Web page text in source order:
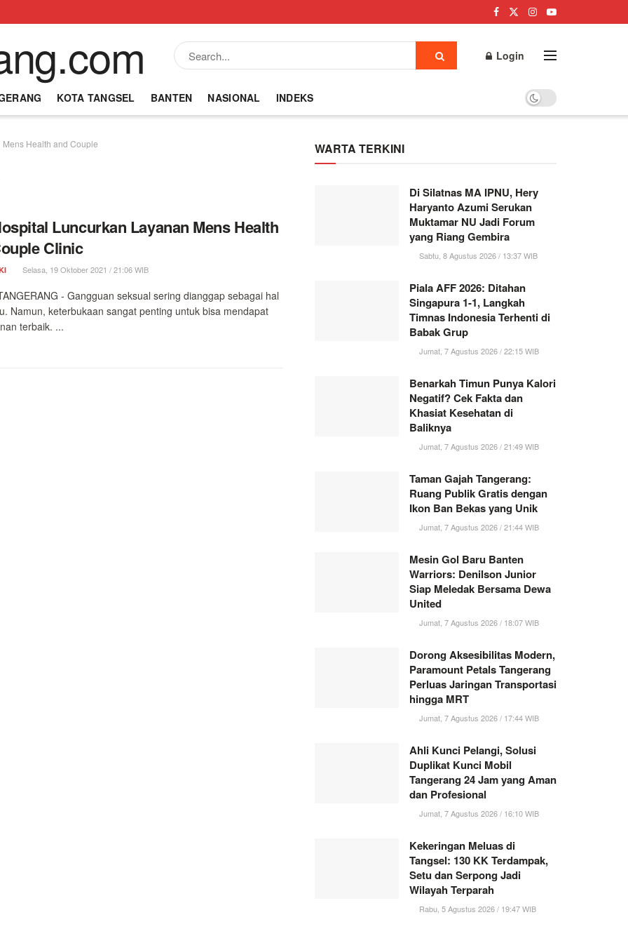
Login
KOTA TANGSEL BANTEN NASIONAL INDEKS
Mens Health and Couple
Luncurkan Layanan Mens Health
Clinic
Selasa, 19 Oktober 2021 / 21:06 WIB
- Gangguan seksual sering dianggap sebagai hal
Namun, keterbukaan sangat penting untuk bisa mendapat
terbaik. ...
WARTA TERKINI
Di Silatnas MA IPNU, Hery
Haryanto Azumi Serukan
Muktamar NU Jadi Forum
yang Riang Gembira
Sabtu, 8 Agustus 2026 / 13:37 WIB
Piala AFF 2026: Ditahan
Singapura 1-1, Langkah
Timnas Indonesia Terhenti di
Babak Grup
Jumat, 7 Agustus 2026 / 22:15 WIB
Benarkah Timun Punya Kalori
Negatif? Cek Fakta dan
Khasiat Kesehatan di
Baliknya
Jumat, 7 Agustus 2026 / 21:49 WIB
Taman Gajah Tangerang:
Ruang Publik Gratis dengan
Ikon Ban Bekas yang Unik
Jumat, 7 Agustus 2026 / 21:44 WIB
Mesin Gol Baru Banten
Warriors: Denilson Junior
Siap Meledak Bersama Dewa
United
Jumat, 7 Agustus 2026 / 18:07 WIB
Dorong Aksesibilitas Modern,
Paramount Petals Tangerang
Perluas Jaringan Transportasi
hingga MRT
Jumat, 7 Agustus 2026 / 17:44 WIB
Ahli Kunci Pelangi, Solusi
Duplikat Kunci Mobil
Tangerang 24 Jam yang Aman
dan Profesional
Jumat, 7 Agustus 2026 / 16:10 WIB
Kekeringan Meluas di
Tangsel: 130 KK Terdampak,
Setu dan Serpong Jadi
Wilayah Terparah
Rabu, 5 Agustus 2026 / 19:47 WIB